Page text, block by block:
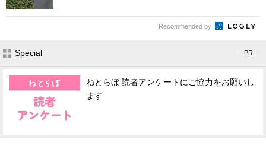
Recommended by
Special - PR -
ねとらぼ 読者アンケートにご協力をお願いし
ます